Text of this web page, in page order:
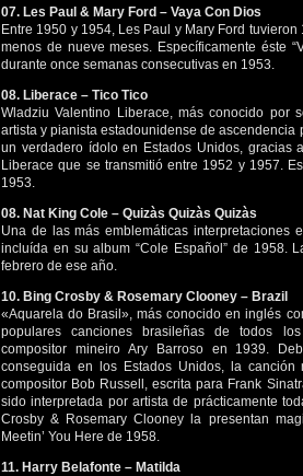
07. Les Paul & Mary Ford – Vaya Con Dios
Entre 1950 y 1954, Les Paul y Mary Ford
menos de nueve meses. Específicamente éste
durante once semanas consecutivas en 1953.
08. Liberace – Tico Tico
Wladziu Valentino Liberace, más conocido por
artista y pianista estadounidense de ascendencia
un verdadero ídolo en Estados Unidos, gracias
Liberace que se transmitió entre 1952 y 1957.
1953.
08. Nat King Cole – Quizàs Quizàs Quizàs
Una de las más emblemáticas interpretaciones
incluída en su album “Cole Español” de 1958.
febrero de ese año.
10. Bing Crosby & Rosemary Clooney – Brazil
«Aquarela do Brasil», más conocido en inglés
populares canciones brasileñas de todos
compositor mineiro Ary Barroso en 1939.
conseguida en los Estados Unidos, la
compositor Bob Russell, escrita para Frank
sido interpretada por artista de prácticamente
Crosby & Rosemary Clooney la presentan
Meetin’ You Here de 1958.
11. Harry Belafonte – Matilda